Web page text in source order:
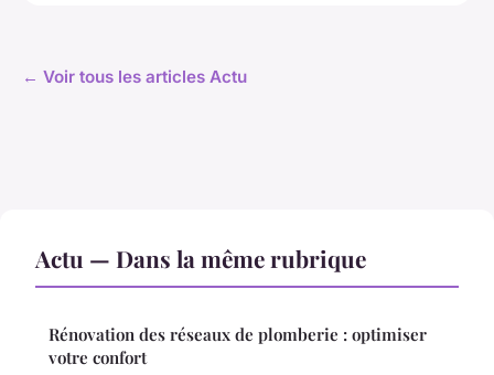
← Voir tous les articles Actu
Actu — Dans la même rubrique
Rénovation des réseaux de plomberie : optimiser
votre confort